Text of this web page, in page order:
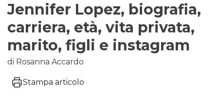
Jennifer Lopez, biografia,
carriera, età, vita privata,
marito, figli e instagram
di Rosanna Accardo
Stampa articolo